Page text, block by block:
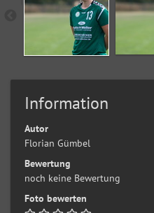
Information
Autor
Florian Gümbel
Bewertung
noch keine Bewertung
Foto bewerten